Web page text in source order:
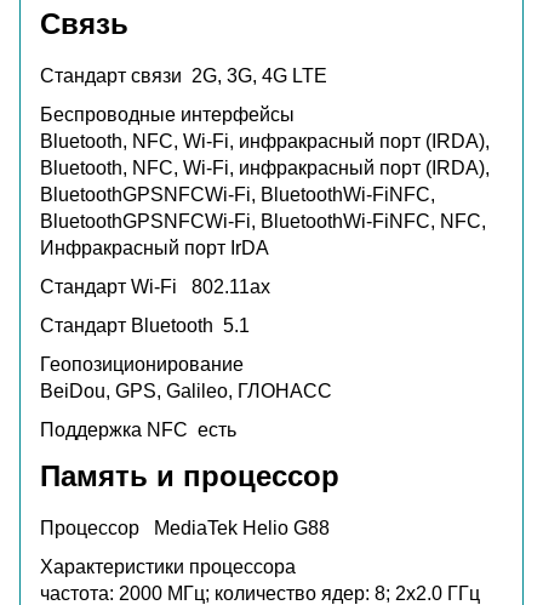
Связь
Стандарт связи 2G, 3G, 4G LTE
Беспроводные интерфейсы
Bluetooth, NFC, Wi-Fi, инфракрасный порт (IRDA),
Bluetooth, NFC, Wi-Fi, инфракрасный порт (IRDA),
BluetoothGPSNFCWi-Fi, BluetoothWi-FiNFC,
BluetoothGPSNFCWi-Fi, BluetoothWi-FiNFC, NFC,
Инфракрасный порт IrDA
Стандарт Wi-Fi 802.11ax
Стандарт Bluetooth 5.1
Геопозиционирование
BeiDou, GPS, Galileo, ГЛОНАСС
Поддержка NFC есть
Память и процессор
Процессор
MediaTek Helio G88
Характеристики процессора
частота: 2000 МГц; количество ядер: 8; 2x2.0 ГГц